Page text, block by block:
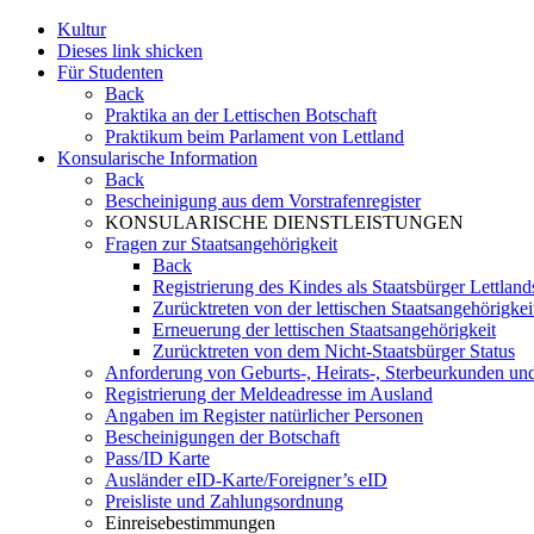
Kultur
Dieses link shicken
Für Studenten
Back
Praktika an der Lettischen Botschaft
Praktikum beim Parlament von Lettland
Konsularische Information
Back
Bescheinigung aus dem Vorstrafenregister
KONSULARISCHE DIENSTLEISTUNGEN
Fragen zur Staatsangehörigkeit
Back
Registrierung des Kindes als Staatsbürger
Zurücktreten von der lettischen
Erneuerung der lettischen Staatsangehörigkeit
Zurücktreten von dem Nicht-Staatsbürger Status
Anforderung von Geburts-, Heirats-, Sterbeurkunden
Registrierung der Meldeadresse im Ausland
Angaben im Register natürlicher Personen
Bescheinigungen der Botschaft
Pass/ID Karte
Ausländer eID-Karte/Foreigner’s eID
Preisliste und Zahlungsordnung
Einreisebestimmungen